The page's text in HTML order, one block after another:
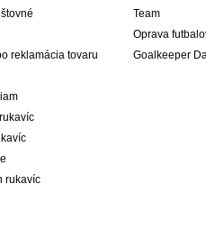
reklamácia tovaru
rukavíc
Team
Oprava
Goalkeeper